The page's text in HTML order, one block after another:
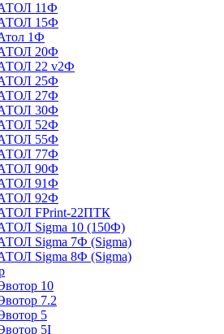
11Ф
15Ф
1Ф
20Ф
22 v2Ф
25Ф
27Ф
30Ф
52Ф
55Ф
77Ф
90Ф
91Ф
92Ф
FPrint-22ПТК
Sigma 10 (150Ф)
Sigma 7Ф (Sigma)
Sigma 8Ф (Sigma)
10
7.2
5
5I